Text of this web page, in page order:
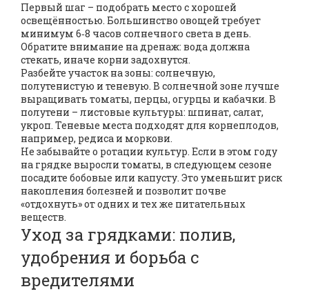
Первый шаг – подобрать место с хорошей
освещённостью. Большинство овощей требует
минимум 6‑8 часов солнечного света в день.
Обратите внимание на дренаж: вода должна
стекать, иначе корни задохнутся.
Разбейте участок на зоны: солнечную,
полутенистую и теневую. В солнечной зоне лучше
выращивать томаты, перцы, огурцы и кабачки. В
полутени – листовые культуры: шпинат, салат,
укроп. Теневые места подходят для корнеплодов,
например, редиса и моркови.
Не забывайте о ротации культур. Если в этом году
на грядке выросли томаты, в следующем сезоне
посадите бобовые или капусту. Это уменьшит риск
накопления болезней и позволит почве
«отдохнуть» от одних и тех же питательных
веществ.
Уход за грядками: полив,
удобрения и борьба с
вредителями